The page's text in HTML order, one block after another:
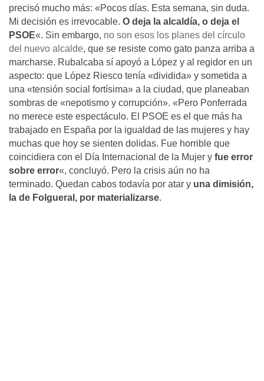
precisó mucho más: «Pocos días. Esta semana, sin duda.
Mi decisión es irrevocable. O deja la alcaldía, o deja el
PSOE«. Sin embargo, no son esos los planes del círculo
del nuevo alcalde, que se resiste como gato panza arriba a
marcharse. Rubalcaba sí apoyó a López y al regidor en un
aspecto: que López Riesco tenía «dividida» y sometida a
una «tensión social fortísima» a la ciudad, que planeaban
sombras de «nepotismo y corrupción». «Pero Ponferrada
no merece este espectáculo. El PSOE es el que más ha
trabajado en España por la igualdad de las mujeres y hay
muchas que hoy se sienten dolidas. Fue horrible que
coincidiera con el Día Internacional de la Mujer y fue error
sobre error«, concluyó. Pero la crisis aún no ha
terminado. Quedan cabos todavía por atar y una dimisión,
la de Folgueral, por materializarse.